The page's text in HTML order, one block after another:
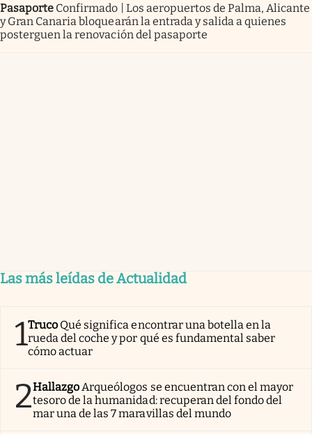
Pasaporte Confirmado | Los aeropuertos de Palma, Alicante
y Gran Canaria bloquearán la entrada y salida a quienes
posterguen la renovación del pasaporte
Las más leídas de Actualidad
1Truco Qué significa encontrar una botella en la
rueda del coche y por qué es fundamental saber
cómo actuar
2HallazgoArqueólogos se encuentran con el mayor
tesoro de la humanidad: recuperan del fondo del
mar una de las 7 maravillas del mundo